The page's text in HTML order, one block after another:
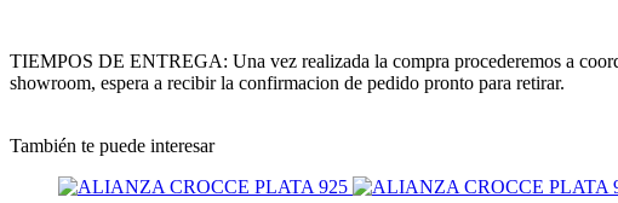
TIEMPOS DE ENTREGA: Una vez realizada la compra procederemos a
showroom, espera a recibir la confirmacion de pedido pronto para retirar.
También te puede interesar